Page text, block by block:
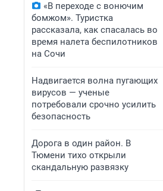
«В переходе с вонючим
бомжом». Туристка
рассказала, как спасалась во
время налета беспилотников
на Сочи
Надвигается волна пугающих
вирусов — ученые
потребовали срочно усилить
безопасность
Дорога в один район. В
Тюмени тихо открыли
скандальную развязку